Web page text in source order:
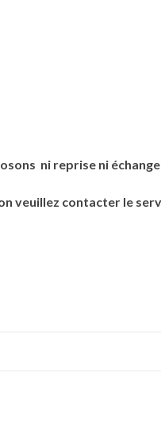
ni reprise ni
veuillez contacter le